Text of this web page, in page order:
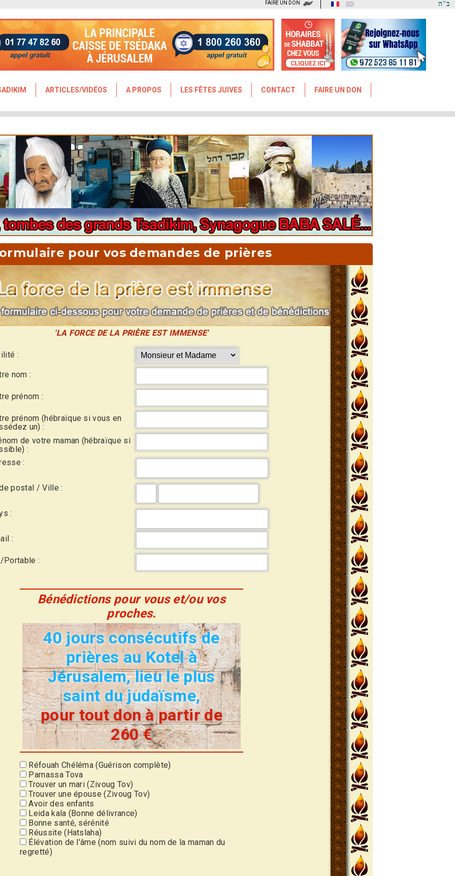
ב"ה FAIRE UN DON
ARTICLES/VIDÉOS A PROPOS LES FÊTES JUIVES CONTACT FAIRE UN DON
pour vos demandes de prières
'LA FORCE DE LA PRIÈRE EST IMMENSE'
:
nom :
prénom :
prénom (hébraïque si vous en
un) :
de votre maman (hébraïque si
:
:
postal / Ville :
:
:
Portable :
Bénédictions pour vous et/ou vos
proches.
40 jours consécutifs de
prières au Kotel à
Jérusalem, lieu le plus
saint du judaïsme,
pour tout don à partir de
260 €
Réfouah Chéléma (Guérison complète)
Parnassa Tova
Trouver un mari (Zivoug Tov)
Trouver une épouse (Zivoug Tov)
Avoir des enfants
Leida kala (Bonne délivrance)
Bonne santé, sérénité
Réussite (Hatslaha)
Élévation de l'âme (nom suivi du nom de la maman du
regretté)